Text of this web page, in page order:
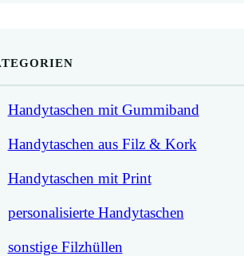
Handytaschen mit Gummiband
Handytaschen aus Filz & Kork
Handytaschen mit Print
personalisierte Handytaschen
sonstige Filzhüllen